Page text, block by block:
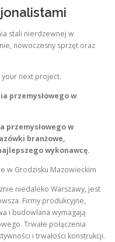
stali nierdzewnej w
nowoczesny sprzęt oraz
your next project.
przemysłowego w
przemysłowego w
branżowe,
wykonawcę.
w Grodzisku Mazowieckim
niedaleko Warszawy, jest
Firmy produkcyjne,
i budowlana wymagają
Trwałe połączenia
i trwałości konstrukcji.